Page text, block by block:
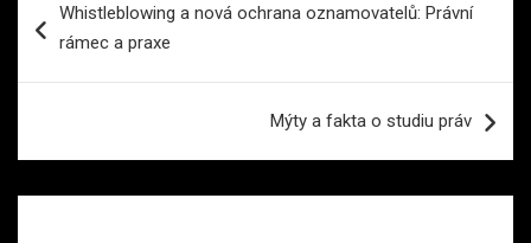
proWhistleblowing a nová ochrana oznamovatelů: Právní
rámec a praxe
Mýty a fakta o studiu práv